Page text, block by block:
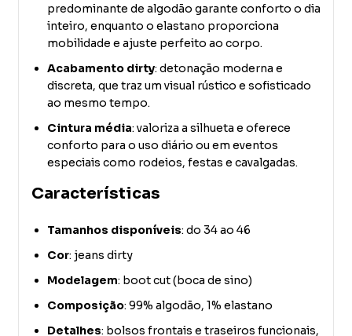
predominante de algodão garante conforto o dia
inteiro, enquanto o elastano proporciona
mobilidade e ajuste perfeito ao corpo.
Acabamento dirty: detonação moderna e
discreta, que traz um visual rústico e sofisticado
ao mesmo tempo.
Cintura média: valoriza a silhueta e oferece
conforto para o uso diário ou em eventos
especiais como rodeios, festas e cavalgadas.
Características
Tamanhos disponíveis: do 34 ao 46
Cor: jeans dirty
Modelagem: boot cut (boca de sino)
Composição: 99% algodão, 1% elastano
Detalhes: bolsos frontais e traseiros funcionais,